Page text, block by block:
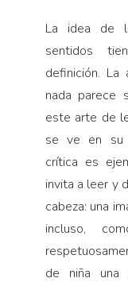
La idea de
sentidos
definición. La
nada parece
este arte de
se ve en su
crítica es
invita a leer y
cabeza: una
incluso,
de niña